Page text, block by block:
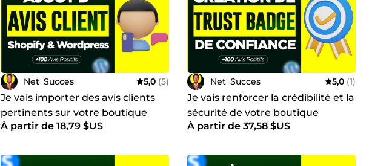
Net_Succes 5,0 (5)
Je vais importer des avis clients
pertinents sur votre boutique
pour augmenter vos ventes
À partir de 18,79 $US
Net_Succes 5,0 (1)
Je vais renforcer la crédibilité et la
sécurité de votre boutique
Shopify avec des badges de
À partir de 37,58 $US